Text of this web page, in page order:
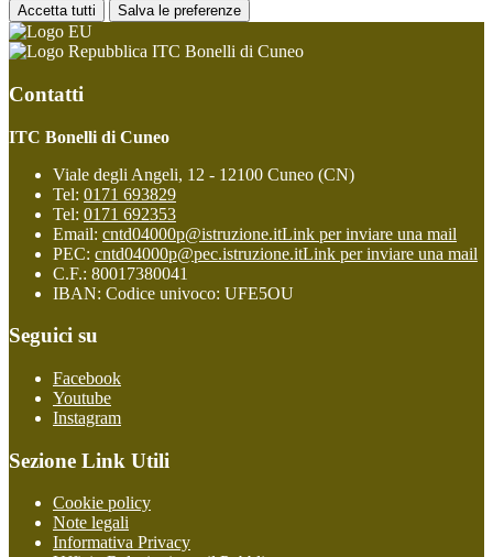
Accetta tutti Salva le preferenze
ITC Bonelli di Cuneo
Contatti
ITC Bonelli di Cuneo
Viale degli Angeli, 12 - 12100 Cuneo (CN)
Tel: 0171 693829
Tel: 0171 692353
Email: cntd04000p@istruzione.itLink per inviare una mail
PEC: cntd04000p@pec.istruzione.itLink per inviare una mail
C.F.: 80017380041
IBAN: Codice univoco: UFE5OU
Seguici su
Facebook
Youtube
Instagram
Sezione Link Utili
Cookie policy
Note legali
Informativa Privacy